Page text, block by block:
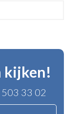
kijken!
503 33 02